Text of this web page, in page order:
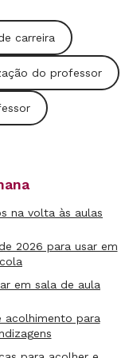
requer
Aliás, essas
diferentes do
são necessárias
do trabalho,
Os
da
deixou de
agora, é
e, para
carreira
do professor
na volta às aulas
2026 para usar em
em sala de aula
acolhimento para